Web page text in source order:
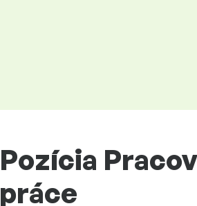
Pozícia
práce